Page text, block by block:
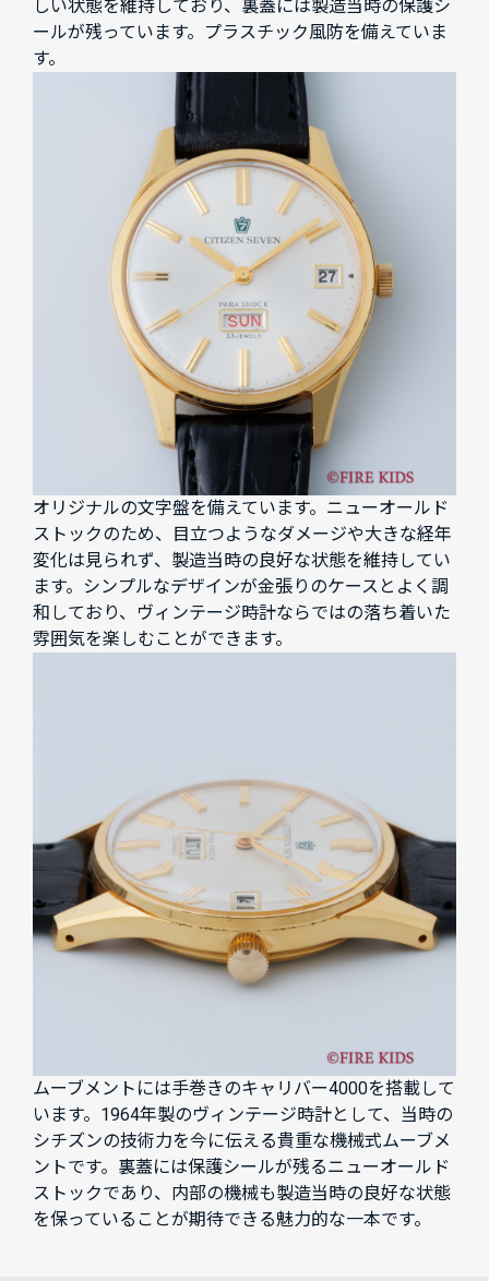
しい状態を維持しており、裏蓋には製造当時の保護シ
ールが残っています。プラスチック風防を備えていま
す。
オリジナルの文字盤を備えています。ニューオールド
ストックのため、目立つようなダメージや大きな経年
変化は見られず、製造当時の良好な状態を維持してい
ます。シンプルなデザインが金張りのケースとよく調
和しており、ヴィンテージ時計ならではの落ち着いた
雰囲気を楽しむことができます。
ムーブメントには手巻きのキャリバー4000を搭載して
います。1964年製のヴィンテージ時計として、当時の
シチズンの技術力を今に伝える貴重な機械式ムーブメ
ントです。裏蓋には保護シールが残るニューオールド
ストックであり、内部の機械も製造当時の良好な状態
を保っていることが期待できる魅力的な一本です。